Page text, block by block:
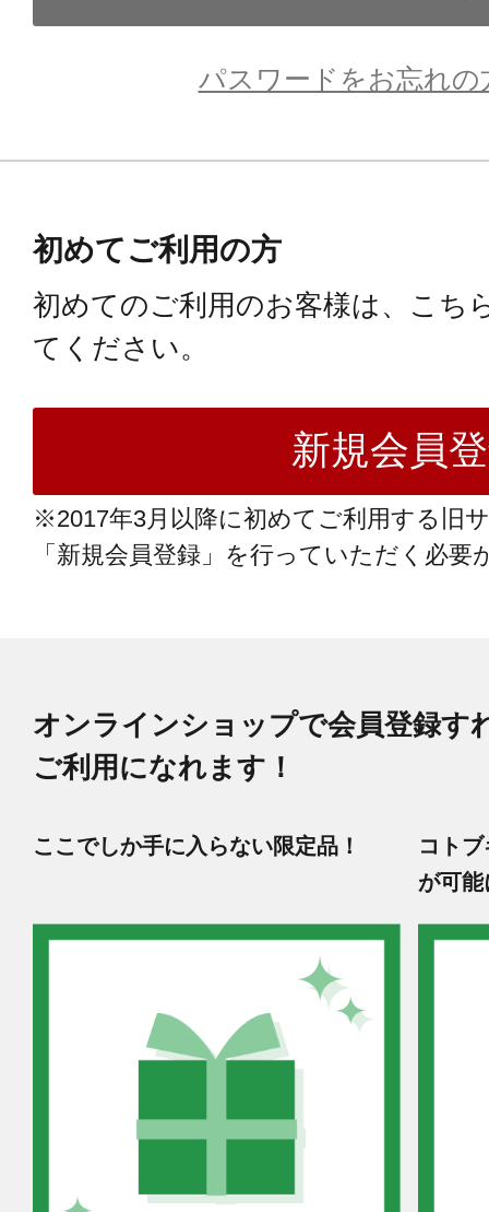
パスワードをお忘れの
初めてご利用の方
初めてのご利用のお客様は、こち
てください。
※2017年3月以降に初めてご利用する旧
「新規会員登録」を行っていただく必要
オンラインショップで会員登録す
ご利用になれます！
ここでしか手に入らない限定品！
コト
が可能